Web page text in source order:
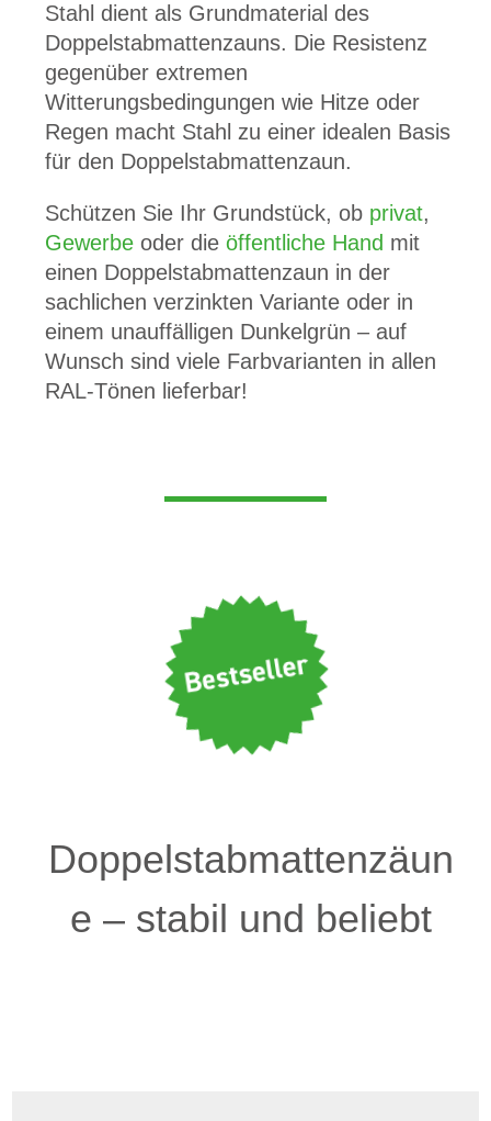
Stahl dient als Grundmaterial des
Doppelstabmattenzauns. Die Resistenz
gegenüber extremen
Witterungsbedingungen wie Hitze oder
Regen macht Stahl zu einer idealen Basis
für den Doppelstabmattenzaun.
Schützen Sie Ihr Grundstück, ob privat,
Gewerbe oder dieöffentliche Hand mit
einen Doppelstabmattenzaun in der
sachlichen verzinkten Variante oder in
einem unauffälligen Dunkelgrün – auf
Wunsch sind viele Farbvarianten in allen
RAL-Tönen lieferbar!
Doppelstabmattenzäun
e – stabil und beliebt